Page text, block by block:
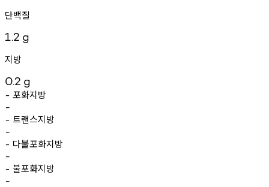
단백질
1.2 g
지방
0.2 g
- 포화지방
-
- 트랜스지방
-
- 다불포화지방
-
- 불포화지방
-